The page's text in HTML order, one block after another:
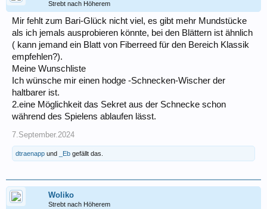
Strebt nach Höherem
Mir fehlt zum Bari-Glück nicht viel, es gibt mehr Mundstücke
als ich jemals ausprobieren könnte, bei den Blättern ist ähnlich
( kann jemand ein Blatt von Fiberreed für den Bereich Klassik
empfehlen?).
Meine Wunschliste
Ich wünsche mir einen hodge -Schnecken-Wischer der
haltbarer ist.
2.eine Möglichkeit das Sekret aus der Schnecke schon
während des Spielens ablaufen lässt.
7.September.2024
dtraenapp und _Eb gefällt das.
Woliko
Strebt nach Höherem